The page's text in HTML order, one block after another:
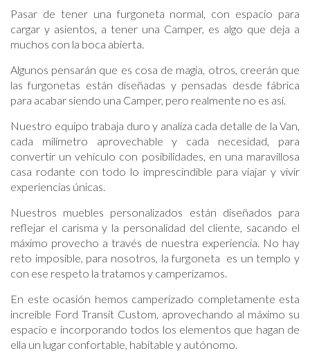
Pasar de tener una furgoneta normal, con espacio para
cargar y asientos, a tener una Camper, es algo que deja a
muchos con la boca abierta.
Algunos pensarán que es cosa de magia, otros, creerán que
las furgonetas están diseñadas y pensadas desde fábrica
para acabar siendo una Camper, pero realmente no es así.
Nuestro equipo trabaja duro y analiza cada detalle de la Van,
cada milímetro aprovechable y cada necesidad, para
convertir un vehículo con posibilidades, en una maravillosa
casa rodante con todo lo imprescindible para viajar y vivir
experiencias únicas.
Nuestros muebles personalizados están diseñados para
reflejar el carisma y la personalidad del cliente, sacando el
máximo provecho a través de nuestra experiencia. No hay
reto imposible, para nosotros, la furgoneta es un templo y
con ese respeto la tratamos y camperizamos.
En este ocasión hemos camperizado completamente esta
increíble Ford Transit Custom, aprovechando al máximo su
espacio e incorporando todos los elementos que hagan de
ella un lugar confortable, habitable y autónomo.